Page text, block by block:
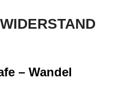
– Wandel